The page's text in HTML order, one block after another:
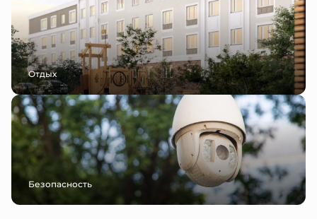
Отдых
Безопасность